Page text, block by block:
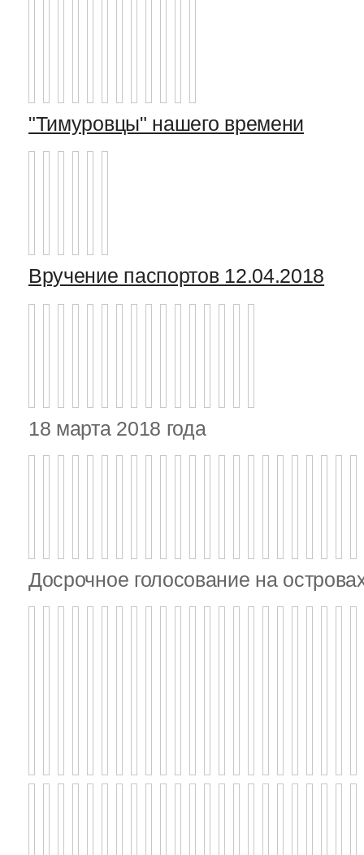
"Тимуровцы" нашего времени
Вручение паспортов 12.04.2018
18 марта 2018 года
Досрочное голосование на